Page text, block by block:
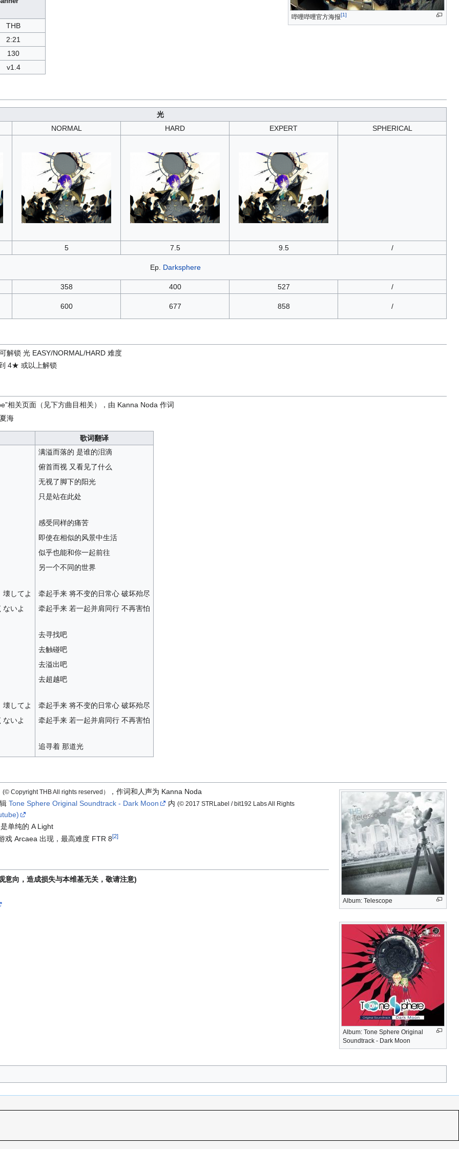
哔哩哔哩官方海报[1]
THB
2:21
130
v1.4
光
NORMAL
HARD EXPERT SPHERICAL
5 7.5 9.5 /
Ep. Darksphere
358 400 527 /
600 677 858 /
解锁 光 EASY/NORMAL/HARD 难度
4★ 或以上解锁
相关页面（见下方曲目相关），由 Kanna Noda 作词
海
歌词翻译
してよ
ないよ
してよ
ないよ
满溢而落的 是谁的泪滴
俯首而视 又看见了什么
无视了脚下的阳光
只是站在此处
感受同样的痛苦
即使在相似的风景中生活
似乎也能和你一起前往
另一个不同的世界
牵起手来 将不变的日常心 破坏殆尽
牵起手来 若一起并肩同行 不再害怕
去寻找吧
去触碰吧
去溢出吧
去超越吧
牵起手来 将不变的日常心 破坏殆尽
牵起手来 若一起并肩同行 不再害怕
追寻着 那道光
Album: Telescope
Album: Tone Sphere Original
Soundtrack - Dark Moon
(© Copyright THB All rights reserved）
，作词和人声为 Kanna Noda
辑Tone Sphere Original Soundtrack - Dark Moon 内(© 2017 STRLabel / bit192 Labs All Rights
单纯的 A Light
戏 Arcaea 出现，最高难度 FTR 8[2]
向，造成损失与本维基无关，敬请注意)